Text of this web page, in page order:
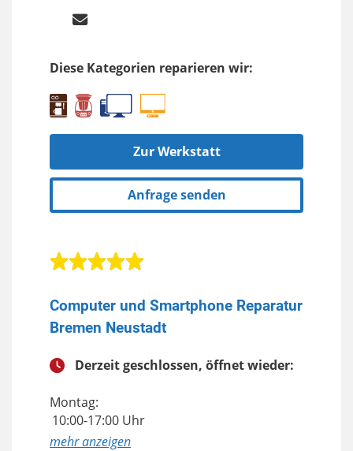
Diese Kategorien reparieren wir:
Zur Werkstatt
Anfrage senden
Computer und Smartphone Reparatur
Bremen Neustadt
Derzeit geschlossen, öffnet wieder:
Montag:
10:00-17:00 Uhr
anzeigen